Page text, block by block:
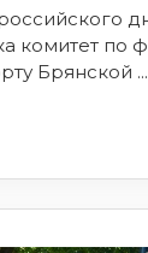
комитет по
Брянской ...